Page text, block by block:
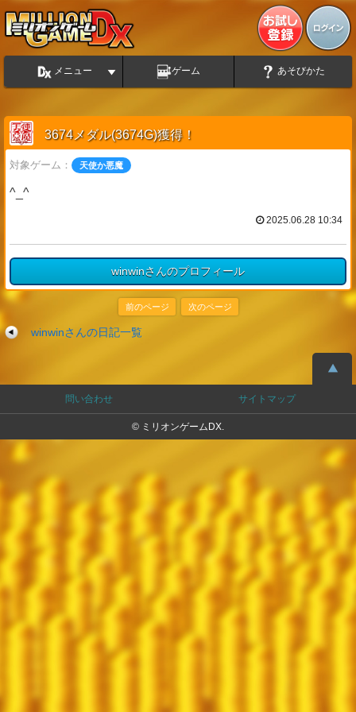
メニュー ゲーム あそびかた
3674メダル(3674G)獲得！
対象ゲーム： 天使か悪魔
^_^
2025.06.28 10:34
winwinさんのプロフィール
前のページ 次のページ
winwinさんの日記一覧
問い合わせ サイトマップ
© ミリオンゲームDX.